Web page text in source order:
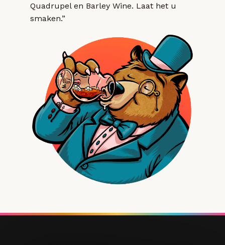
Quadrupel en Barley Wine. Laat het u
smaken.”